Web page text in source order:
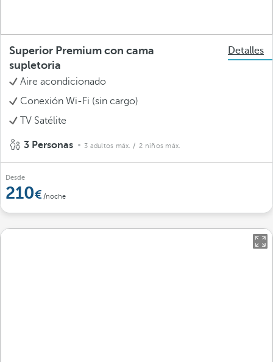
Superior Premium con cama
supletoria
Detalles
Aire acondicionado
Conexión Wi-Fi (sin cargo)
TV Satélite
3 Personas 3 adultos máx. / 2 niños máx.
Desde
210 /noche